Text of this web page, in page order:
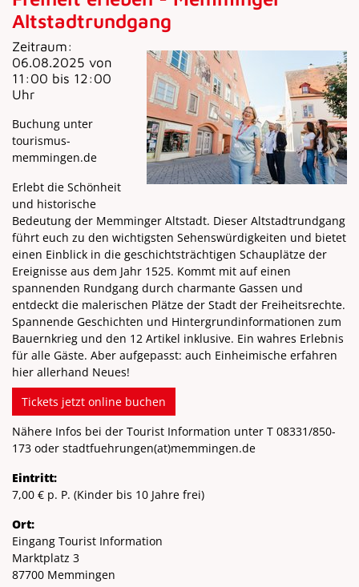
Altstadtrundgang
Zeitraum:
06.08.2025 von
11:00 bis 12:00
Uhr
Buchung unter
tourismus-
memmingen.de
Erlebt die Schönheit
und historische
Bedeutung der Memminger Altstadt. Dieser Altstadtrundgang
führt euch zu den wichtigsten Sehenswürdigkeiten und bietet
einen Einblick in die geschichtsträchtigen Schauplätze der
Ereignisse aus dem Jahr 1525. Kommt mit auf einen
spannenden Rundgang durch charmante Gassen und
entdeckt die malerischen Plätze der Stadt der Freiheitsrechte.
Spannende Geschichten und Hintergrundinformationen zum
Bauernkrieg und den 12 Artikel inklusive. Ein wahres Erlebnis
für alle Gäste. Aber aufgepasst: auch Einheimische erfahren
hier allerhand Neues!
Tickets jetzt online buchen
Nähere Infos bei der Tourist Information unter T 08331/850-
173 oder stadtfuehrungen(at)memmingen.de
Eintritt:
7,00 € p. P. (Kinder bis 10 Jahre frei)
Ort:
Eingang Tourist Information
Marktplatz 3
87700 Memmingen